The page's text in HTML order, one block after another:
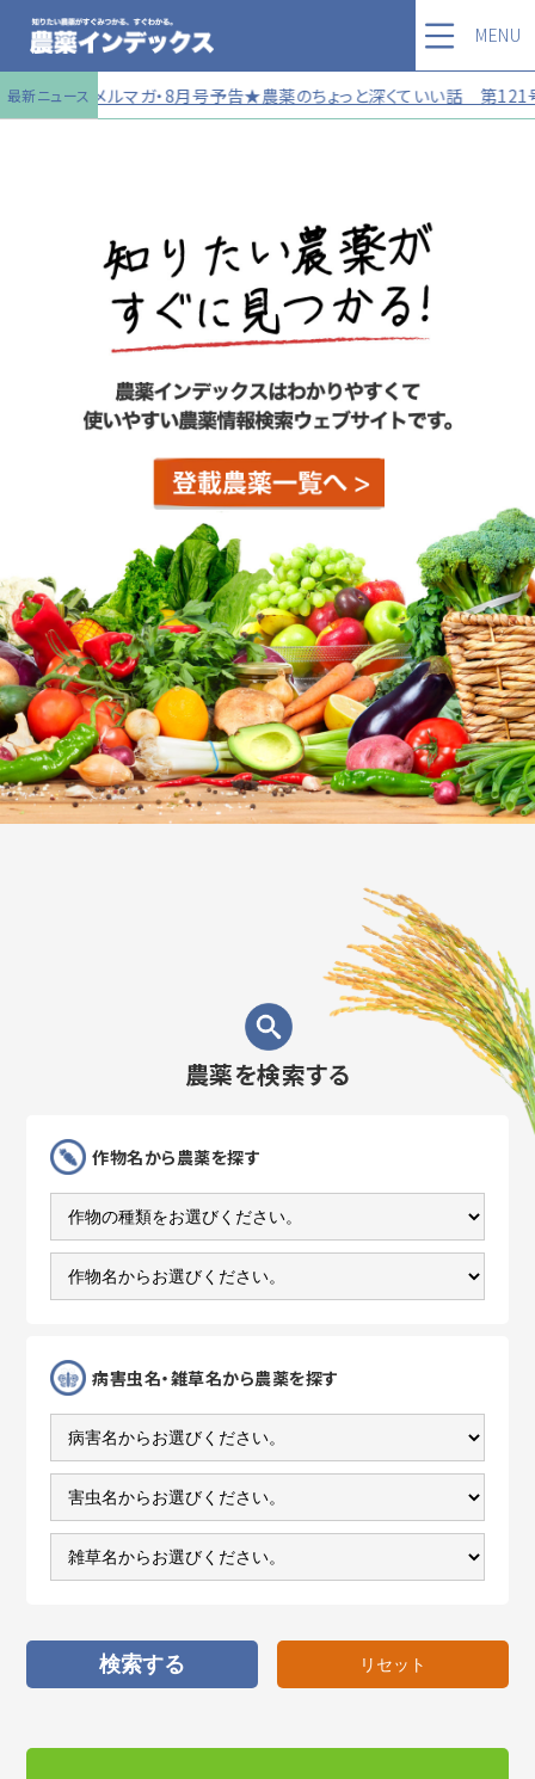
最新ニュース★メルマガ・8月号予告★農薬のちょっと深くていい話 第121
MENU
農薬を検索する
作物名から農薬を探す
病害虫名・雑草名から農薬を探す